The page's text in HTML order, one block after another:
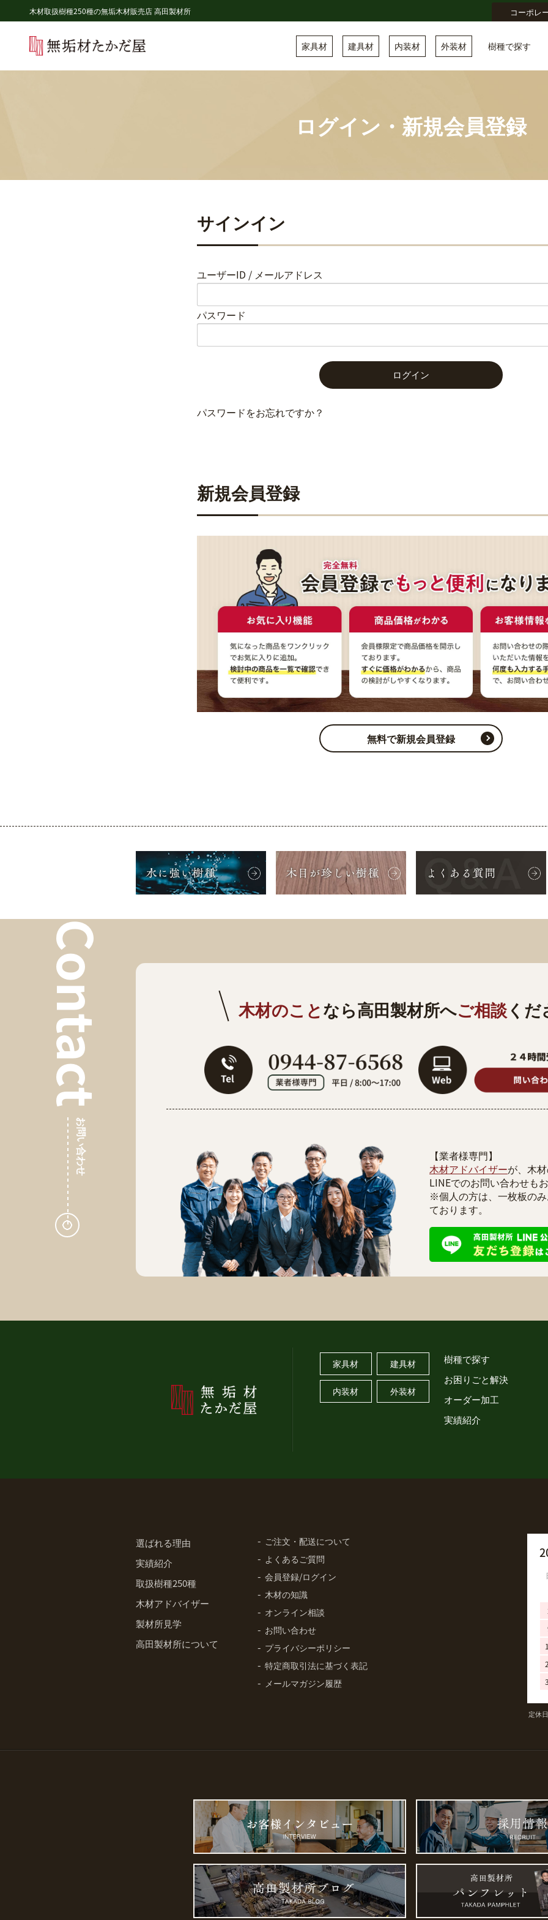
木材取扱樹種250種の無垢木材販売店 高田製材所 コーポレ
家具材 建具材 内装材 外装材 樹種で探す
ログイン・新規会員登録
サインイン
ユーザーID / メールアドレス
パスワード
パスワードをお忘れですか？
新規会員登録
無料で新規会員登録
Contact
お問い合わせ
木材のことなら高田製材所へご相談くだ
【業者様専門】
木材アドバイザーが、木
LINEでのお問い合わせも
※個人の方は、一枚板の
ております。
家具材 建具材
内装材 外装材
樹種で探す
お困りごと解決
オーダー加工
実績紹介
選ばれる理由
実績紹介
取扱樹種250種
木材アドバイザー
製材所見学
高田製材所について
ご注文・配送について
よくあるご質問
会員登録/ログイン
木材の知識
オンライン相談
お問い合わせ
プライバシーポリシー
特定商取引法に基づく表記
メールマガジン履歴
定休